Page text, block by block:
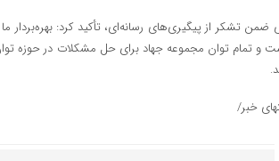
ضمن تشکر از پیگیری‌های رسانه‌ای، تأکید کرد: بهره‌بردار
و تمام توان مجموعه جهاد برای حل مشکلات در حوزه
خبر/